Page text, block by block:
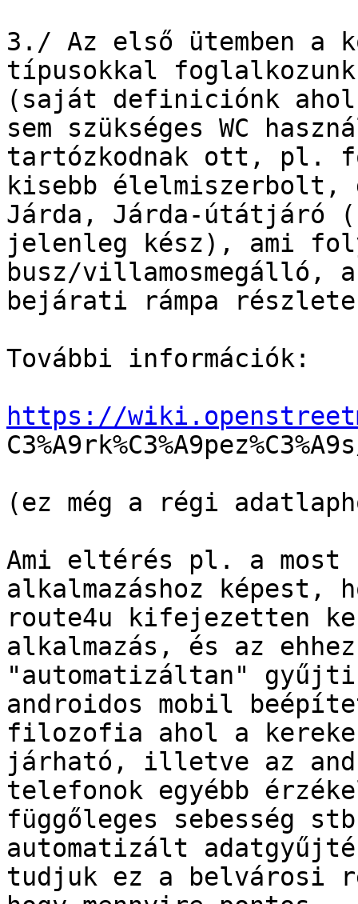
3./ Az első ütemben a
típusokkal
(saját definiciónk
sem szükséges WC
tartózkodnak ott, pl.
kisebb
Járda, Járda-útátjáró
jelenleg kész), ami
busz/
bejárati rámpa
További információk:
https://
(ez még a régi
Ami eltérés pl. a most
alkalmazáshoz képest,
route4u kifejezetten
alkalmazás, és az
"automatizáltan"
androidos mobil
filozofia ahol a
járható, illetve az
telefonok egyébb
függőleges sebesség
automatizált
tudjuk ez a belvárosi